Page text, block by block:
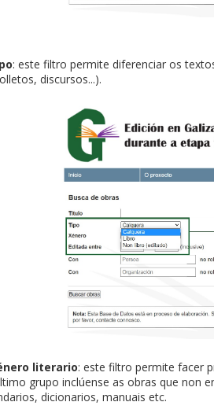
: este filtro permite diferenciar os
discursos...).
literario: este filtro permite facer
grupo inclúense as obras que non
dicionarios, manuais etc.